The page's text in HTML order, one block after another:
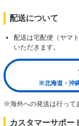
配送について
配送は宅配便（ヤマ
いただきます。
※北海道・沖
※海外への発送は行って
カスタマーサポー